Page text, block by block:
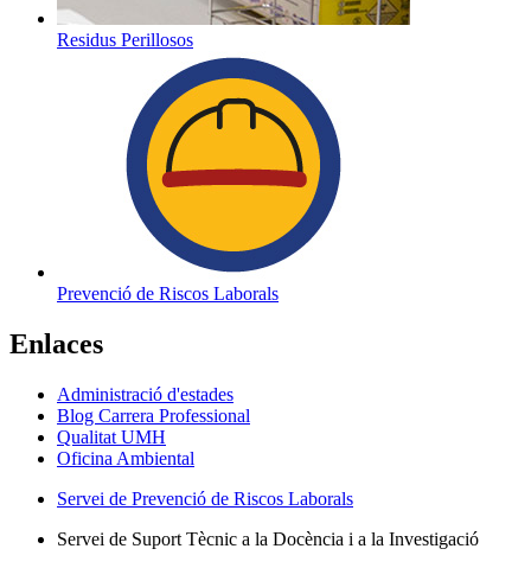
Residus Perillosos
Prevenció de Riscos Laborals
Enlaces
Administració d'estades
Blog Carrera Professional
Qualitat UMH
Oficina Ambiental
Servei de Prevenció de Riscos Laborals
Servei de Suport Tècnic a la Docència i a la Investigació